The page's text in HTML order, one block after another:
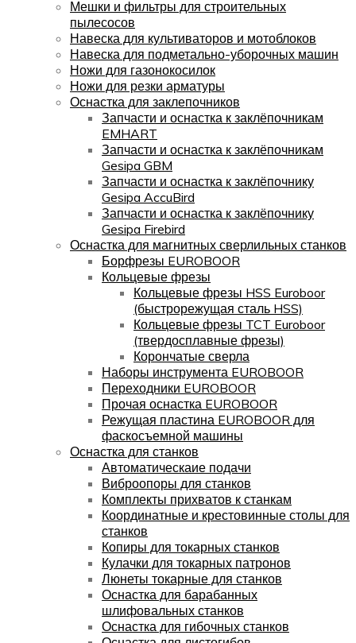
Мешки и фильтры для строительных
пылесосов
Навеска для культиваторов и мотоблоков
Навеска для подметально-уборочных машин
Ножи для газонокосилок
Ножи для резки арматуры
Оснастка для заклепочников
Запчасти и оснастка к заклёпочникам
EMHART
Запчасти и оснастка к заклёпочникам
Gesipa GBM
Запчасти и оснастка к заклёпочнику
Gesipa AccuBird
Запчасти и оснастка к заклёпочнику
Gesipa Firebird
Оснастка для магнитных сверлильных станков
Борфрезы EUROBOOR
Кольцевые фрезы
Кольцевые фрезы HSS Euroboor
(быстрорежущая сталь HSS)
Кольцевые фрезы TCT Euroboor
(твердосплавные фрезы)
Корончатые сверла
Наборы инструмента EUROBOOR
Переходники EUROBOOR
Прочая оснастка EUROBOOR
Режущая пластина EUROBOOR для
фаскосъемной машины
Оснастка для станков
Автоматическаие подачи
Виброопоры для станков
Комплекты прихватов к станкам
Координатные и крестовинные столы для
станков
Копиры для токарных станков
Кулачки для токарных патронов
Люнеты токарные для станков
Оснастка для барабанных
шлифовальных станков
Оснастка для гибочных станков